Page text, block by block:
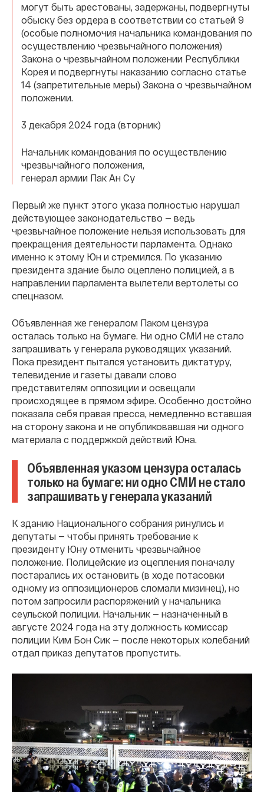
могут быть арестованы, задержаны, подвергнуты
обыску без ордера в соответствии со статьей 9
(особые полномочия начальника командования по
осуществлению чрезвычайного положения)
Закона о чрезвычайном положении Республики
Корея и подвергнуты наказанию согласно статье
14 (запретительные меры) Закона о чрезвычайном
положении.
3 декабря 2024 года (вторник)
Начальник командования по осуществлению
чрезвычайного положения,
генерал армии Пак Ан Су
Первый же пункт этого указа полностью нарушал
действующее законодательство — ведь
чрезвычайное положение нельзя использовать для
прекращения деятельности парламента. Однако
именно к этому Юн и стремился. По указанию
президента здание было оцеплено полицией, а в
направлении парламента вылетели вертолеты со
спецназом.
Объявленная же генералом Паком цензура
осталась только на бумаге. Ни одно СМИ не стало
запрашивать у генерала руководящих указаний.
Пока президент пытался установить диктатуру,
телевидение и газеты давали слово
представителям оппозиции и освещали
происходящее в прямом эфире. Особенно достойно
показала себя правая пресса, немедленно вставшая
на сторону закона и не опубликовавшая ни одного
материала с поддержкой действий Юна.
Объявленная указом цензура осталась
только на бумаге: ни одно СМИ не стало
запрашивать у генерала указаний
К зданию Национального собрания ринулись и
депутаты — чтобы принять требование к
президенту Юну отменить чрезвычайное
положение. Полицейские из оцепления поначалу
постарались их остановить (в ходе потасовки
одному из оппозиционеров сломали мизинец), но
потом запросили распоряжений у начальника
сеульской полиции. Начальник — назначенный в
августе 2024 года на эту должность комиссар
полиции Ким Бон Сик — после некоторых колебаний
отдал приказ депутатов пропустить.